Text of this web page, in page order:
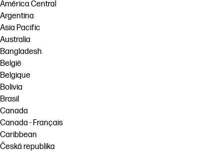
Solusi Alur Kerja
Keberlanjutan
América Central
Argentina
Asia Pacific
Australia
Bangladesh
België
Belgique
Bolivia
Brasil
Canada
Canada - Français
Caribbean
Česká republika